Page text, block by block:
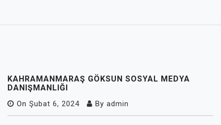
KAHRAMANMARAŞ GÖKSUN SOSYAL MEDYA
DANIŞMANLIĞI
On Şubat 6, 2024 By admin